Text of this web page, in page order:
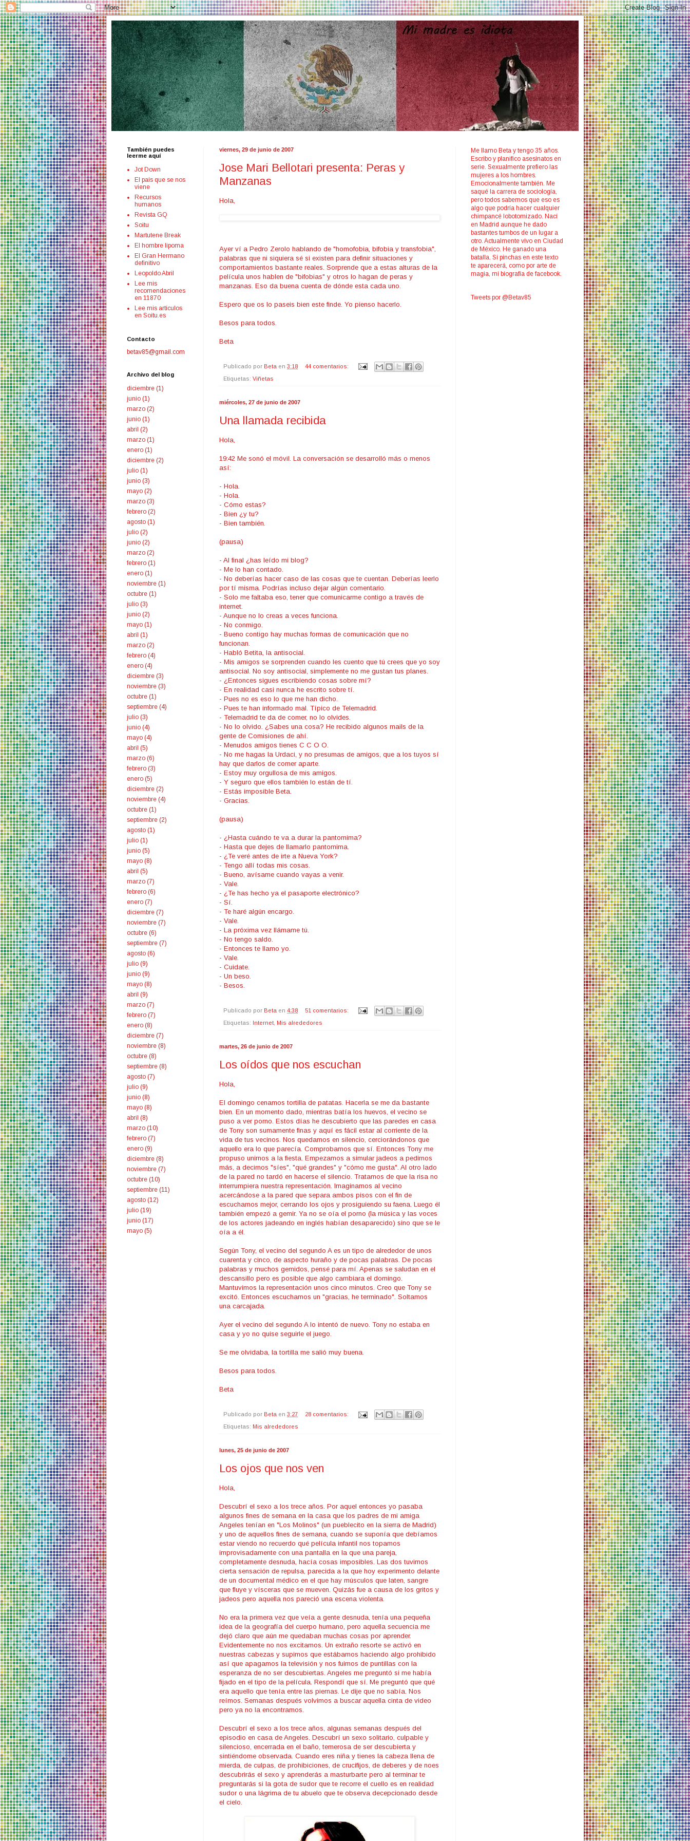
viernes, 29 de junio de 2007
Jose Mari Bellotari presenta: Peras y
Manzanas
Hola,
Ayer ví a Pedro Zerolo hablando de "homofobia, bifobia y transfobia",
palabras que ni siquiera sé si existen para definir situaciones y
comportamientos bastante reales. Sorprende que a estas alturas de la
película unos hablen de "bifobias" y otros lo hagan de peras y
manzanas. Eso da buena cuenta de dónde esta cada uno.
Espero que os lo paseis bien este finde. Yo pienso hacerlo.
Besos para todos.
Beta
Publicado por Beta en 3:18 44 comentarios:
Etiquetas: Viñetas
miércoles, 27 de junio de 2007
Una llamada recibida
Hola,
19:42 Me sonó el móvil. La conversación se desarrolló más o menos
así:
- Hola.
- Hola.
- Cómo estas?
- Bien ¿y tu?
- Bien también.
(pausa)
- Al final ¿has leído mi blog?
- Me lo han contado.
- No deberías hacer caso de las cosas que te cuentan. Deberías leerlo
por tí misma. Podrías incluso dejar algún comentario.
- Solo me faltaba eso, tener que comunicarme contigo a través de
internet.
- Aunque no lo creas a veces funciona.
- No conmigo.
- Bueno contigo hay muchas formas de comunicación que no
funcionan.
- Habló Betita, la antisocial.
- Mis amigos se sorprenden cuando les cuento que tú crees que yo soy
antisocial. No soy antisocial, simplemente no me gustan tus planes.
- ¿Entonces sigues escribiendo cosas sobre mí?
- En realidad casi nunca he escrito sobre tí.
- Pues no es eso lo que me han dicho.
- Pues te han informado mal. Típico de Telemadrid.
- Telemadrid te da de comer, no lo olvides.
- No lo olvido. ¿Sabes una cosa? He recibido algunos mails de la
gente de Comisiones de ahí.
- Menudos amigos tienes C C O O.
- No me hagas la Urdaci, y no presumas de amigos, que a los tuyos sí
hay que darlos de comer aparte.
- Estoy muy orgullosa de mis amigos.
- Y seguro que ellos también lo están de tí.
- Estás imposible Beta.
- Gracias.
(pausa)
- ¿Hasta cuándo te va a durar la pantomima?
- Hasta que dejes de llamarlo pantomima.
- ¿Te veré antes de irte a Nueva York?
- Tengo allí todas mis cosas.
- Bueno, avísame cuando vayas a venir.
- Vale.
- ¿Te has hecho ya el pasaporte electrónico?
- Sí.
- Te haré algún encargo.
- Vale.
- La próxima vez llámame tú.
- No tengo saldo.
- Entonces te llamo yo.
- Vale.
- Cuidate.
- Un beso.
- Besos.
Publicado por Beta en 4:38 51 comentarios:
Etiquetas: Internet Mis alrededores
martes, 26 de junio de 2007
Los oídos que nos escuchan
Hola,
El domingo cenamos tortilla de patatas. Hacerla se me da bastante
bien. En un momento dado, mientras batía los huevos, el vecino se
puso a ver porno. Estos días he descubierto que las paredes en casa
de Tony son sumamente finas y aquí es fácil estar al corriente de la
vida de tus vecinos. Nos quedamos en silencio, cerciorándonos que
aquello era lo que parecía. Comprobamos que sí. Entonces Tony me
propuso unirnos a la fiesta. Empezamos a simular jadeos a pedirnos
más, a decirnos "síes", "qué grandes" y "cómo me gusta". Al otro lado
de la pared no tardó en hacerse el silencio. Tratamos de que la risa no
interrumpiera nuestra representación. Imaginamos al vecino
acercándose a la pared que separa ambos pisos con el fin de
escucharnos mejor, cerrando los ojos y prosiguiendo su faena. Luego él
también empezó a gemir. Ya no se oía el porno (la música y las voces
de los actores jadeando en inglés habían desaparecido) sino que se le
oía a él.
Según Tony, el vecino del segundo A es un tipo de alrededor de unos
cuarenta y cinco, de aspecto huraño y de pocas palabras. De pocas
palabras y muchos gemidos, pensé para mí. Apenas se saludan en el
descansillo pero es posible que algo cambiara el domingo.
Mantuvimos la representación unos cinco minutos. Creo que Tony se
excitó. Entonces escuchamos un "gracias, he terminado". Soltamos
una carcajada.
Ayer el vecino del segundo A lo intentó de nuevo. Tony no estaba en
casa y yo no quise seguirle el juego.
Se me olvidaba, la tortilla me salió muy buena.
Besos para todos.
Beta
Publicado por Beta en 3:27 28 comentarios:
Etiquetas: Mis alrededores
lunes, 25 de junio de 2007
Los ojos que nos ven
Hola,
Descubrí el sexo a los trece años. Por aquel entonces yo pasaba
algunos fines de semana en la casa que los padres de mi amiga
Angeles tenían en "Los Molinos" (un pueblecito en la sierra de Madrid)
y uno de aquellos fines de semana, cuando se suponía que debíamos
estar viendo no recuerdo qué película infantil nos topamos
improvisadamente con una pantalla en la que una pareja,
completamente desnuda, hacía cosas imposibles. Las dos tuvimos
cierta sensación de repulsa, parecida a la que hoy experimento delante
de un documental médico en el que hay músculos que laten, sangre
que fluye y vísceras que se mueven. Quizás fue a causa de los gritos y
jadeos pero aquella nos pareció una escena violenta.
No era la primera vez que veía a gente desnuda, tenía una pequeña
idea de la geografía del cuerpo humano, pero aquella secuencia me
dejó claro que aún me quedaban muchas cosas por aprender.
Evidentemente no nos excitamos. Un extraño resorte se activó en
nuestras cabezas y supimos que estábamos haciendo algo prohibido
así que apagamos la televisión y nos fuimos de puntillas con la
esperanza de no ser descubiertas. Angeles me preguntó si me había
fijado en el tipo de la película. Respondí que sí. Me preguntó que qué
era aquello que tenía entre las piernas. Le dije que no sabía. Nos
reímos. Semanas después volvimos a buscar aquella cinta de video
pero ya no la encontramos.
Descubrí el sexo a los trece años, algunas semanas después del
episodio en casa de Angeles. Descubrí un sexo solitario, culpable y
silencioso, encerrada en el baño, temerosa de ser descubierta y
sintiéndome observada. Cuando eres niña y tienes la cabeza llena de
mierda, de culpas, de prohibiciones, de crucifijos, de deberes y de noes
descubrirás el sexo y aprenderás a masturbarte pero al terminar te
preguntarás si la gota de sudor que te recorre el cuello es en realidad
sudor o una lágrima de tu abuelo que te observa decepcionado desde
el cielo.
También puedes
leerme aquí
Jot Down
El país que se nos
viene
Recursos
humanos
Revista GQ
Soitu
Martutene Break
El hombre lipoma
El Gran Hermano
definitivo
Leopoldo Abril
Lee mis
recomendaciones
en 11870
Lee mis artículos
en Soitu.es
Contacto
betav85@gmail.com
Archivo del blog
diciembre (1)
junio (1)
marzo (2)
junio (1)
abril (2)
marzo (1)
enero (1)
diciembre (2)
julio (1)
junio (3)
mayo (2)
marzo (3)
febrero (2)
agosto (1)
julio (2)
junio (2)
marzo (2)
febrero (1)
enero (1)
noviembre (1)
octubre (1)
julio (3)
junio (2)
mayo (1)
abril (1)
marzo (2)
febrero (4)
enero (4)
diciembre (3)
noviembre (3)
octubre (1)
septiembre (4)
julio (3)
junio (4)
mayo (4)
abril (5)
marzo (6)
febrero (3)
enero (5)
diciembre (2)
noviembre (4)
octubre (1)
septiembre (2)
agosto (1)
julio (1)
junio (5)
mayo (8)
abril (5)
marzo (7)
febrero (6)
enero (7)
diciembre (7)
noviembre (7)
octubre (6)
septiembre (7)
agosto (6)
julio (9)
junio (9)
mayo (8)
abril (9)
marzo (7)
febrero (7)
enero (8)
diciembre (7)
noviembre (8)
octubre (8)
septiembre (8)
agosto (7)
julio (9)
junio (8)
mayo (8)
abril (8)
marzo (10)
febrero (7)
enero (9)
diciembre (8)
noviembre (7)
octubre (10)
septiembre (11)
agosto (12)
julio (19)
junio (17)
mayo (5)
Me llamo Beta y tengo 35 años.
Escribo y planifico asesinatos en
serie. Sexualmente prefiero las
mujeres a los hombres.
Emocionalmente también. Me
saqué la carrera de sociología,
pero todos sabemos que eso es
algo que podría hacer cualquier
chimpancé lobotomizado. Nací
en Madrid aunque he dado
bastantes tumbos de un lugar a
otro. Actualmente vivo en Ciudad
de México. He ganado una
batalla. Si pinchas en este texto
te aparecerá, como por arte de
magia, mi biografía de facebook.
Tweets por @Betav85